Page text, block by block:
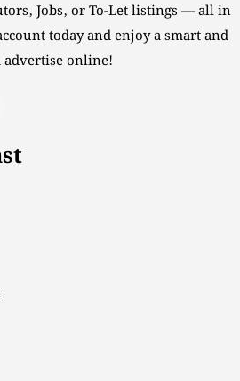
Jobs, or To-Let listings — all in
today and enjoy a smart and
advertise online!